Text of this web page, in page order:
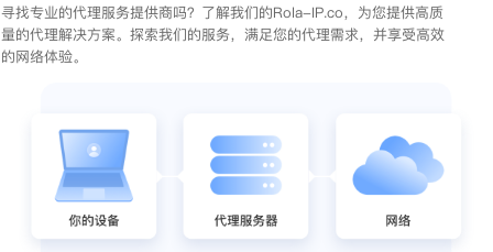
寻找专业的代理服务提供商吗？了解我们的Rola-IP.co，为您提供高质
量的代理解决方案。探索我们的服务，满足您的代理需求，并享受高效
的网络体验。